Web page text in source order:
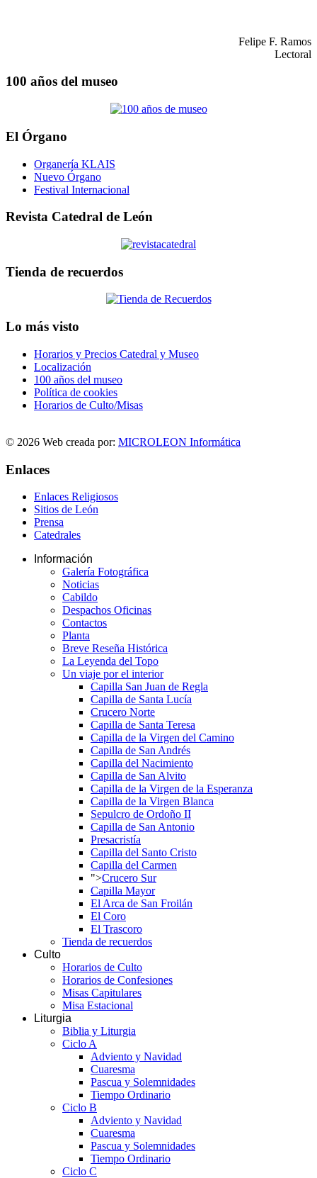
Felipe F. Ramos
Lectoral
100 años del museo
El Órgano
Organería KLAIS
Nuevo Órgano
Festival Internacional
Revista Catedral de León
Tienda de recuerdos
Lo más visto
Horarios y Precios Catedral y Museo
Localización
100 años del museo
Política de cookies
Horarios de Culto/Misas
© 2026 Web creada por: MICROLEON Informática
Enlaces
Enlaces Religiosos
Sitios de León
Prensa
Catedrales
Información
Galería Fotográfica
Noticias
Cabildo
Despachos Oficinas
Contactos
Planta
Breve Reseña Histórica
La Leyenda del Topo
Un viaje por el interior
Capilla San Juan de Regla
Capilla de Santa Lucía
Crucero Norte
Capilla de Santa Teresa
Capilla de la Virgen del Camino
Capilla de San Andrés
Capilla del Nacimiento
Capilla de San Alvito
Capilla de la Virgen de la Esperanza
Capilla de la Virgen Blanca
Sepulcro de Ordoño II
Capilla de San Antonio
Presacristía
Capilla del Santo Cristo
Capilla del Carmen
">Crucero Sur
Capilla Mayor
El Arca de San Froilán
El Coro
El Trascoro
Tienda de recuerdos
Culto
Horarios de Culto
Horarios de Confesiones
Misas Capitulares
Misa Estacional
Liturgia
Biblia y Liturgia
Ciclo A
Adviento y Navidad
Cuaresma
Pascua y Solemnidades
Tiempo Ordinario
Ciclo B
Adviento y Navidad
Cuaresma
Pascua y Solemnidades
Tiempo Ordinario
Ciclo C